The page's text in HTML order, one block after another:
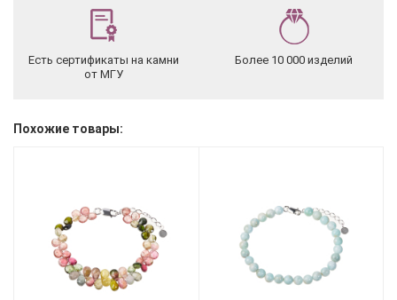
Есть сертификаты на камни
от МГУ
Более 10 000 изделий
Похожие товары: